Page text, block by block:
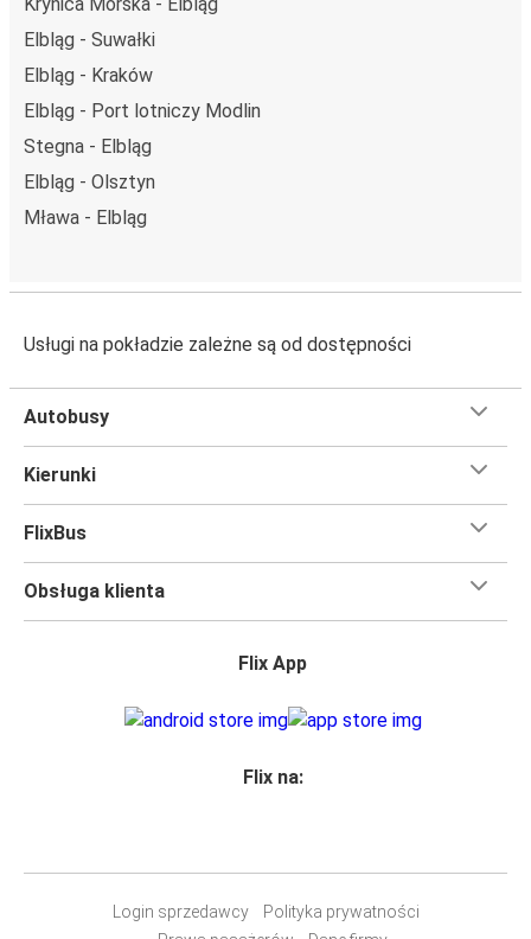
Elbląg - Suwałki
Elbląg - Kraków
Elbląg - Port lotniczy Modlin
Stegna - Elbląg
Elbląg - Olsztyn
Mława - Elbląg
Usługi na pokładzie zależne są od dostępności
Autobusy
Kierunki
FlixBus
Obsługa klienta
Flix App
Flix na:
Login sprzedawcy
Polityka prywatności